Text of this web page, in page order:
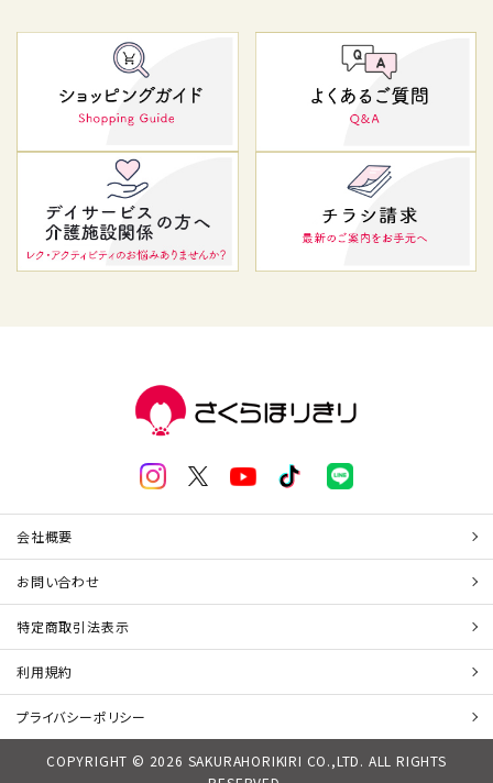
会社概要
お問い合わせ
特定商取引法表示
利用規約
プライバシーポリシー
COPYRIGHT © 2026 SAKURAHORIKIRI CO.,LTD. ALL RIGHTS